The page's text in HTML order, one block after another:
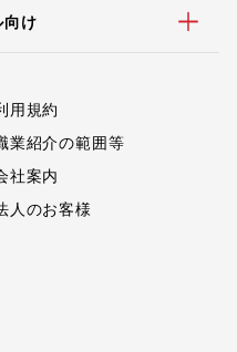
向け
用規約
業紹介の範囲等
社案内
人のお客様